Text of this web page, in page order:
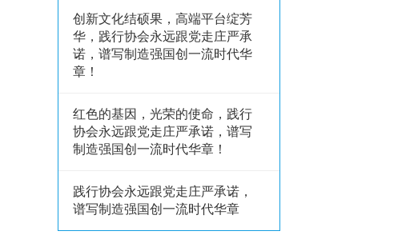
创新文化结硕果，高端平台绽芳
华，践行协会永远跟党走庄严承
诺，谱写制造强国创一流时代华
章！
红色的基因，光荣的使命，践行
协会永远跟党走庄严承诺，谱写
制造强国创一流时代华章！
践行协会永远跟党走庄严承诺，
谱写制造强国创一流时代华章